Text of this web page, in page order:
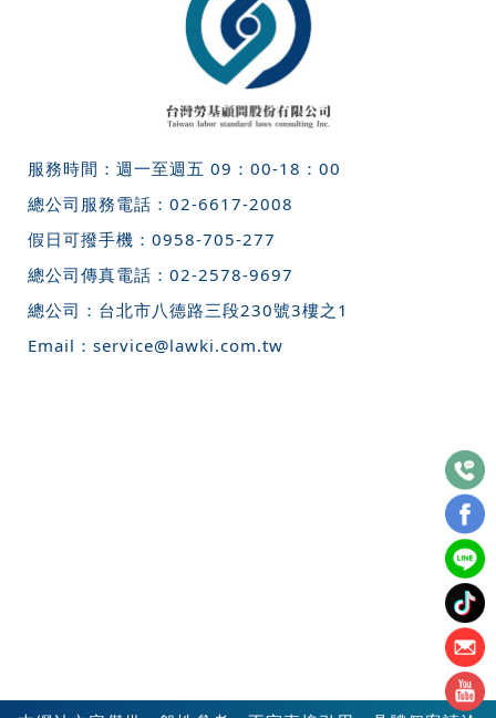
服務時間：週一至週五 09：00-18：00
總公司服務電話： 02-6617-2008
假日可撥手機： 0958-705-277
總公司傳真電話： 02-2578-9697
總公司： 台北市八德路三段230號3樓之1
Email： service@lawki.com.tw